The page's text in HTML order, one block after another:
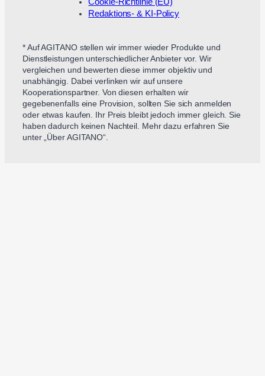
Redaktions- & KI-Policy
* Auf AGITANO stellen wir immer wieder Produkte und
Dienstleistungen unterschiedlicher Anbieter vor. Wir
vergleichen und bewerten diese immer objektiv und
unabhängig. Dabei verlinken wir auf unsere
Kooperationspartner. Von diesen erhalten wir
gegebenenfalls eine Provision, sollten Sie sich anmelden
oder etwas kaufen. Ihr Preis bleibt jedoch immer gleich. Sie
haben dadurch keinen Nachteil. Mehr dazu erfahren Sie
unter „Über AGITANO“.